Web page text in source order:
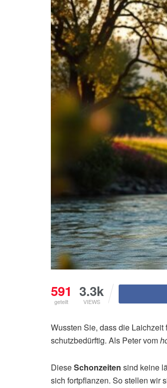
591
geteilt
3.3k
VIEWS
Wussten Sie, dass die
schutzbedürftig. Als Peter vom
DieseSchonzeiten sind keine
sich fortpflanzen. So stellen wir